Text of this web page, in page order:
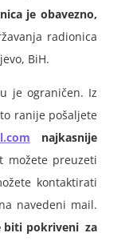
je obavezno,
radionica
BiH.
je ograničen. Iz
ranije pošaljete
najkasnije
možete preuzeti
kontaktirati
navedeni mail.
biti pokriveni za